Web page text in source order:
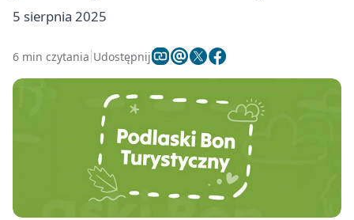
5 sierpnia 2025
6 min czytania Udostępnij